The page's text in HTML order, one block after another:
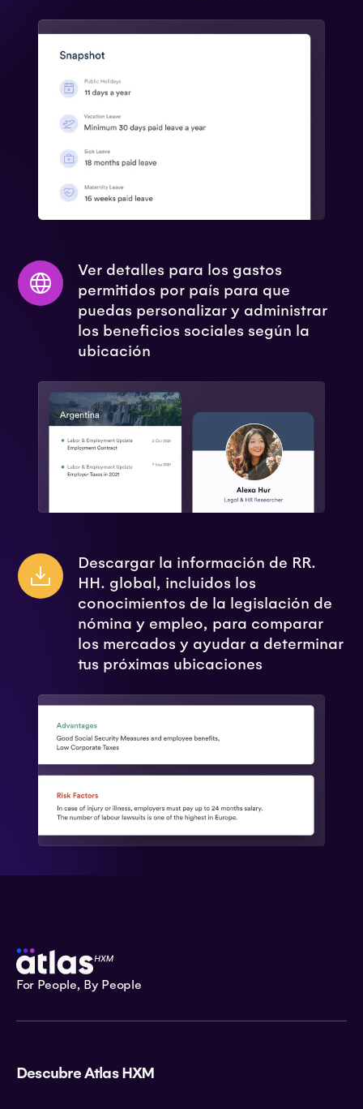
Ver detalles para los gastos
permitidos por país para que
puedas personalizar y administrar
los beneficios sociales según la
ubicación
Descargar la información de RR.
HH. global, incluidos los
conocimientos de la legislación de
nómina y empleo, para comparar
los mercados y ayudar a determinar
tus próximas ubicaciones
For People, By People
Descubre Atlas HXM